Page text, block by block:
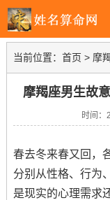
当前位置： 首页 > 摩
摩羯座男生故
时间：
春去冬来春又回，
分别从性格、行为
是现实的心理需求